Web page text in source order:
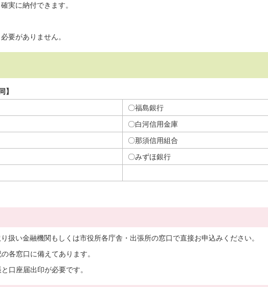
実に納付できます。
要がありません。
】
〇福島銀行
〇白河信用金庫
〇那須信用組合
〇みずほ銀行
扱い金融機関もしくは市役所各庁舎・出張所の窓口で直接お申込みください。
各窓口に備えてあります。
口座届出印が必要です。